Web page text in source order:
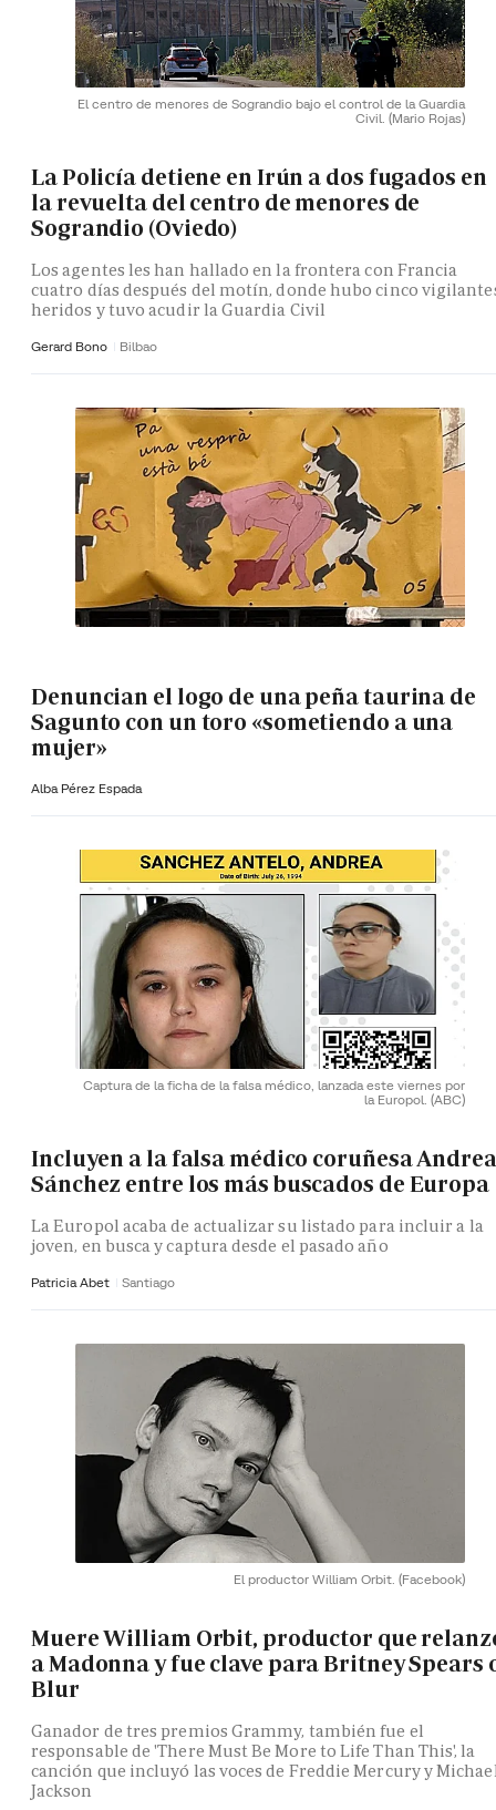
El centro de menores de Sograndio bajo el control de la Guardia
Civil. (Mario Rojas)
La Policía detiene en Irún a dos fugados en
la revuelta del centro de menores de
Sograndio (Oviedo)
Los agentes les han hallado en la frontera con Francia
cuatro días después del motín, donde hubo cinco
heridos y tuvo acudir la Guardia Civil
Gerard Bono Bilbao
Denuncian el logo de una peña taurina de
Sagunto con un toro «sometiendo a una
mujer»
Alba Pérez Espada
Captura de la ficha de la falsa médico, lanzada este viernes por
la Europol. (ABC)
Incluyen a la falsa médico coruñesa Andrea
Sánchez entre los más buscados de Europa
La Europol acaba de actualizar su listado para incluir a la
joven, en busca y captura desde el pasado año
Patricia Abet Santiago
El productor William Orbit. (Facebook)
Muere William Orbit, productor que
a Madonna y fue clave para Britney Spears
Blur
Ganador de tres premios Grammy, también fue el
responsable de 'There Must Be More to Life Than This', la
canción que incluyó las voces de Freddie Mercury y
Jackson